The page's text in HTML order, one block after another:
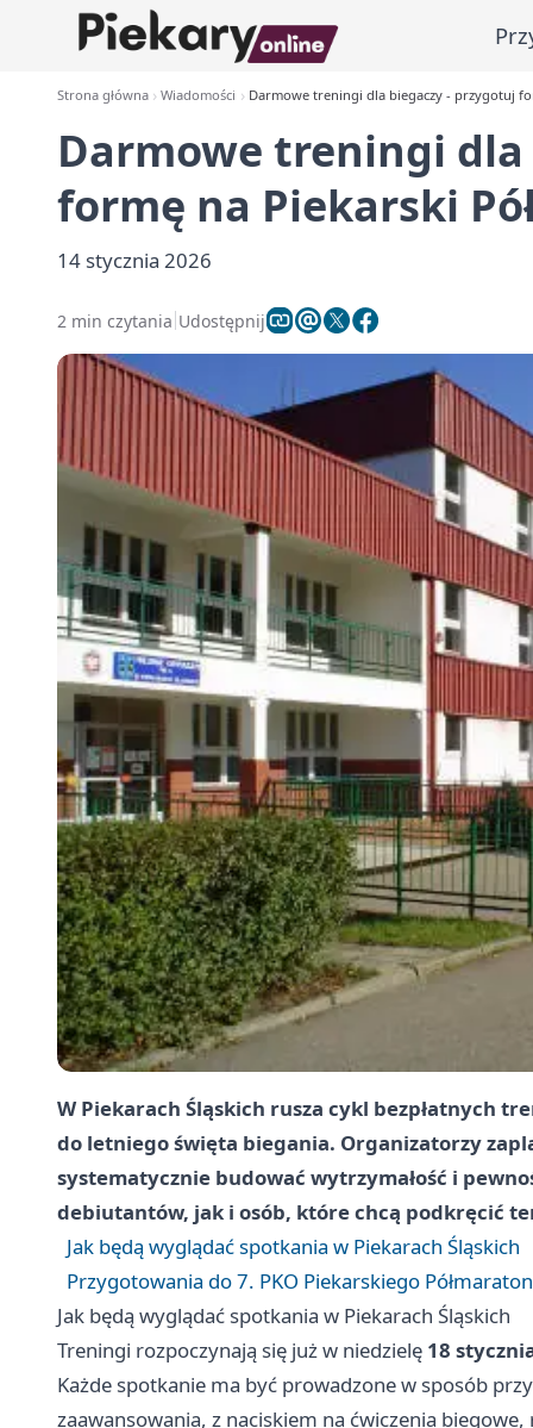
Strona główna Wiadomości Darmowe treningi dla biegaczy - przygotuj
Darmowe treningi
formę na Piekarski
14 stycznia 2026
2 min czytania Udostępnij
W Piekarach Śląskich rusza cykl bezpłatnych
do letniego święta biegania. Organizatorzy
systematycznie budować wytrzymałość i
debiutantów, jak i osób, które chcą podkręcić
Jak będą wyglądać spotkania w Piekarach Śląskich
Przygotowania do 7. PKO Piekarskiego
Jak będą wyglądać spotkania w Piekarach Śląskich
Treningi rozpoczynają się już w niedzielę 18
Każde spotkanie ma być prowadzone w sposób
zaawansowania, z naciskiem na ćwiczenia